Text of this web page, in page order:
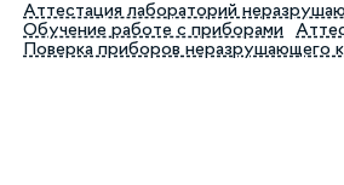
Аттестация лабораторий
Обучение работе с приборами
Поверка приборов неразрушающего